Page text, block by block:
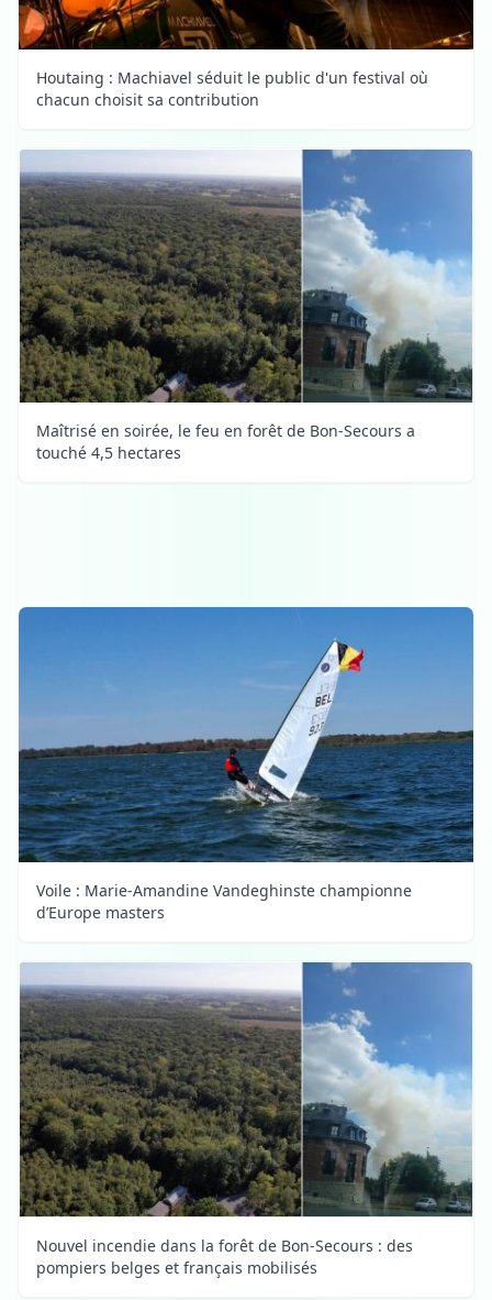
Houtaing : Machiavel séduit le public d'un festival où
chacun choisit sa contribution
Maîtrisé en soirée, le feu en forêt de Bon-Secours a
touché 4,5 hectares
Voile : Marie-Amandine Vandeghinste championne
d’Europe masters
Nouvel incendie dans la forêt de Bon-Secours : des
pompiers belges et français mobilisés